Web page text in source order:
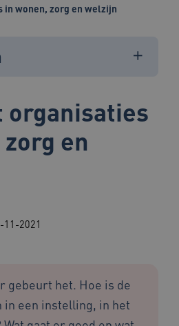
in wonen, zorg en welzijn
organisaties
en
2021
gebeurt het. Hoe is de
in een instelling, in het